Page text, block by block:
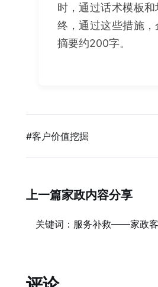
时，通过话术模板
终，通过这些措施
摘要约200字。
#客户价值挖掘
上一篇家政内容分享
关键词：服务补救——家政